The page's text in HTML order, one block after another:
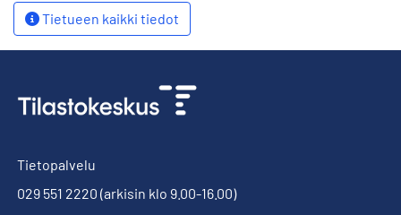
Tietueen kaikki tiedot
Tietopalvelu
029 551 2220 (arkisin klo 9.00-16.00)